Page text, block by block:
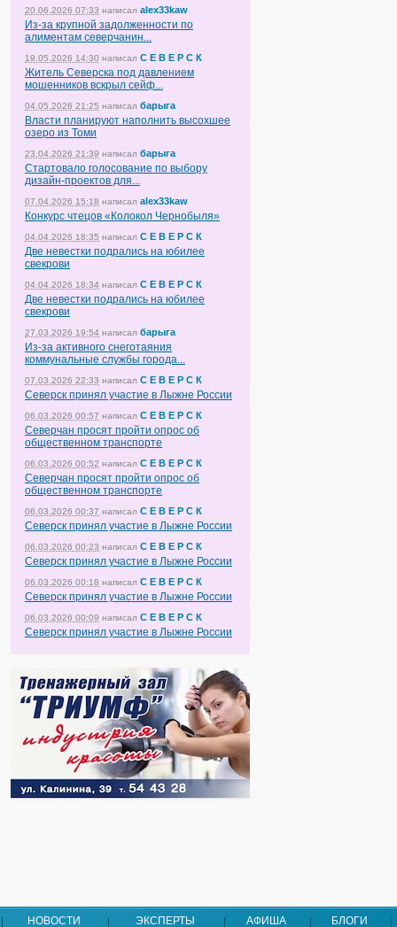
20.06.2026 07:33 написал alex33kaw
Из-за крупной задолженности по
алиментам северчанин...
19.05.2026 14:30 написал С Е В Е Р С К
Житель Северска под давлением
мошенников вскрыл сейф...
04.05.2026 21:25 написал барыга
Власти планируют наполнить высохшее
озеро из Томи
23.04.2026 21:39 написал барыга
Стартовало голосование по выбору
дизайн-проектов для...
07.04.2026 15:18 написал alex33kaw
Конкурс чтецов «Колокол Чернобыля»
04.04.2026 18:35 написал С Е В Е Р С К
Две невестки подрались на юбилее
свекрови
04.04.2026 18:34 написал С Е В Е Р С К
Две невестки подрались на юбилее
свекрови
27.03.2026 19:54 написал барыга
Из-за активного снеготаяния
коммунальные службы города...
07.03.2026 22:33 написал С Е В Е Р С К
Северск принял участие в Лыжне России
06.03.2026 00:57 написал С Е В Е Р С К
Северчан просят пройти опрос об
общественном транспорте
06.03.2026 00:52 написал С Е В Е Р С К
Северчан просят пройти опрос об
общественном транспорте
06.03.2026 00:37 написал С Е В Е Р С К
Северск принял участие в Лыжне России
06.03.2026 00:23 написал С Е В Е Р С К
Северск принял участие в Лыжне России
06.03.2026 00:18 написал С Е В Е Р С К
Северск принял участие в Лыжне России
06.03.2026 00:09 написал С Е В Е Р С К
Северск принял участие в Лыжне России
НОВОСТИ ЭКСПЕРТЫ АФИША БЛОГИ